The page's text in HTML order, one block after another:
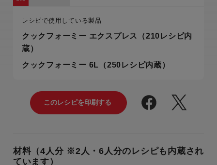
レシピで使用している製品
クックフォーミー エクスプレス（210レシピ内
蔵）
クックフォーミー 6L（250レシピ内蔵）
材料（4人分 ※2人・6人分のレシピも内蔵され
ています）